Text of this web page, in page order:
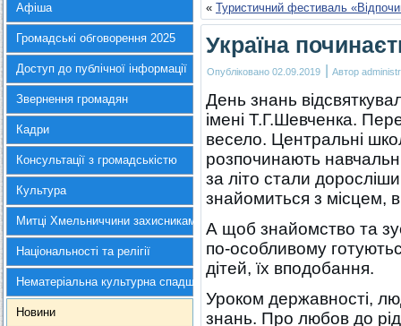
Афіша
Громадські обговорення 2025
Доступ до публічної інформації
Звернення громадян
Кадри
Консультації з громадськістю
Культура
Митці Хмельниччини захисникам України
Національності та релігії
Нематеріальна культурна спадщина
Новини
« Туристичний фестиваль
Україна
Опубліковано 02.09.2019 | Автор
День знань
імені Т.Г.Шевченка.
весело. Центральні
розпочинають
за літо стали
знайомиться з місцем,
А щоб знайомство та
по-особливому
дітей, їх вподобання.
Уроком державності,
знань. Про любов до